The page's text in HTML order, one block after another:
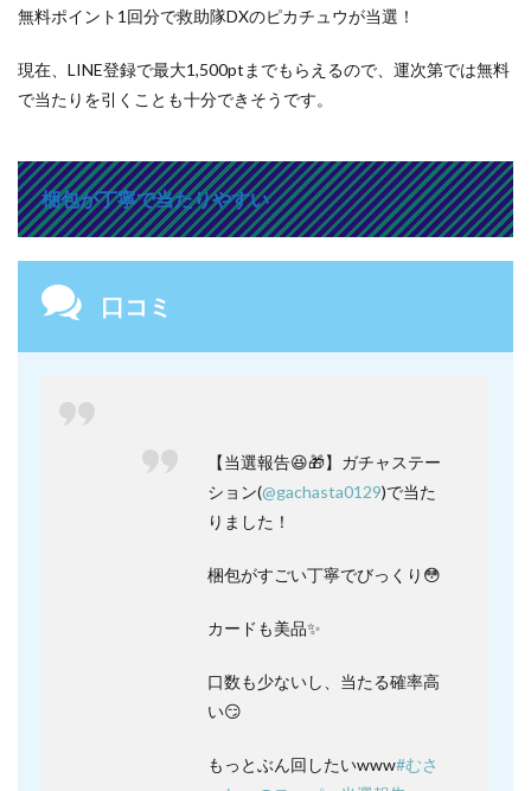
無料ポイント1回分で救助隊DXのピカチュウが当選！
現在、LINE登録で最大1,500ptまでもらえるので、運次第では無料
で当たりを引くことも十分できそうです。
梱包が丁寧で当たりやすい
口コミ
【当選報告😆🎁】ガチャステー
ション(@gachasta0129)で当た
りました！
梱包がすごい丁寧でびっくり😳
カードも美品✨
口数も少ないし、当たる確率高
い😏
もっとぶん回したいwww#むさ